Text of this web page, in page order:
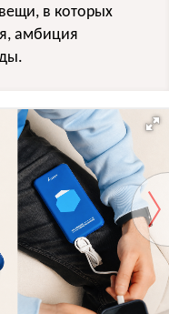
в которых
амбиция